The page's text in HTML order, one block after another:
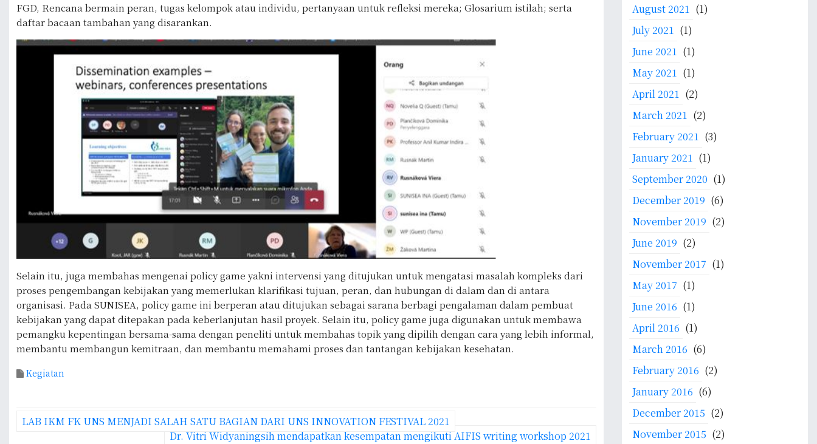
FGD, Rencana bermain peran, tugas kelompok atau individu, pertanyaan untuk refleksi mereka; Glosarium istilah; serta
daftar bacaan tambahan yang disarankan.
Selain itu, juga membahas mengenai policy game yakni intervensi yang ditujukan untuk mengatasi masalah kompleks dari
proses pengembangan kebijakan yang memerlukan klarifikasi tujuan, peran, dan hubungan di dalam dan di antara
organisasi. Pada SUNISEA, policy game ini berperan atau ditujukan sebagai sarana berbagi pengalaman dalam pembuat
kebijakan yang dapat ditepakan pada keberlanjutan hasil proyek. Selain itu, policy game juga digunakan untuk membawa
pemangku kepentingan bersama-sama dengan peneliti untuk membahas topik yang dipilih dengan cara yang lebih informal,
membantu membangun kemitraan, dan membantu memahami proses dan tantangan kebijakan kesehatan.
Kegiatan
P
LAB IKM FK UNS MENJADI SALAH SATU BAGIAN DARI UNS INNOVATION FESTIVAL 2021
Dr. Vitri Widyaningsih mendapatkan kesempatan mengikuti AIFIS writing workshop 2021
August 2021 (1)
July 2021 (1)
June 2021 (1)
May 2021 (1)
April 2021 (2)
March 2021 (2)
February 2021 (3)
January 2021 (1)
September 2020 (1)
December 2019 (6)
November 2019 (2)
June 2019 (2)
November 2017 (1)
May 2017 (1)
June 2016 (1)
April 2016 (1)
March 2016 (6)
February 2016 (2)
January 2016 (6)
December 2015 (2)
November 2015 (2)